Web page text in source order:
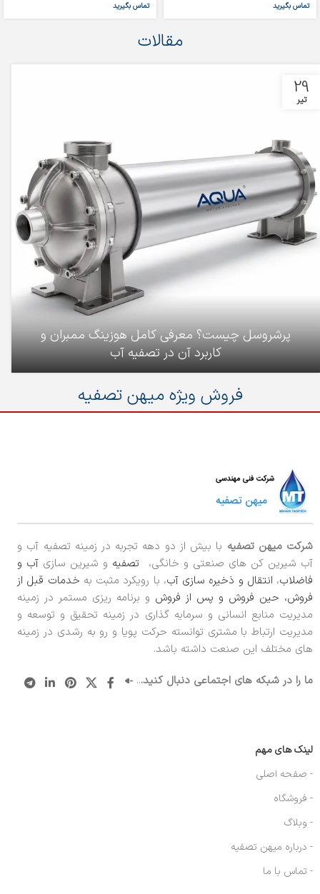
تماس بگیرید تماس بگیرید
مقالات
29
تیر
پرشروسل چیست؟ معرفی کامل هوزینگ ممبران و
کاربرد آن در تصفیه آب
فروش ویژه میهن تصفیه
شرکت میهن تصفیه با بیش از دو دهه تجربه در زمینه تصفیه آب و
آب شیرین کن های صنعتی و خانگی،
تصفیه و شیرین سازی آب و
فاضلاب، انتقال و ذخیره سازی آب، با رویکرد مثبت به خدمات قبل از
فروش، حین فروش و پس از فروش و برنامه ریزی مستمر در زمینه
مدیریت منابع انسانی و سرمایه گذاری در زمینه تحقیق و توسعه و
مدیریت ارتباط با مشتری توانسته حرکت پویا و رو به رشدی در زمینه
های مختلف این صنعت داشته باشد.
ما را در شبکه های اجتماعی دنبال کنید...
لینک های مهم
- صفحه اصلی
- فروشگاه
- وبلاگ
- درباره میهن تصفیه
- تماس با ما